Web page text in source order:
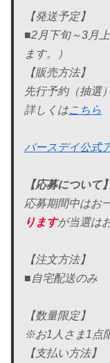
【発送予定】
■2月下旬～3月
ます。）
【販売方法】
先行予約（抽選
詳しくはこちら
バースデイ公式
【応募について】
応募期間中はお
りますが当選は
【注文方法】
■自宅配送のみ
【数量限定】
※お1人さま1点
【支払い方法】